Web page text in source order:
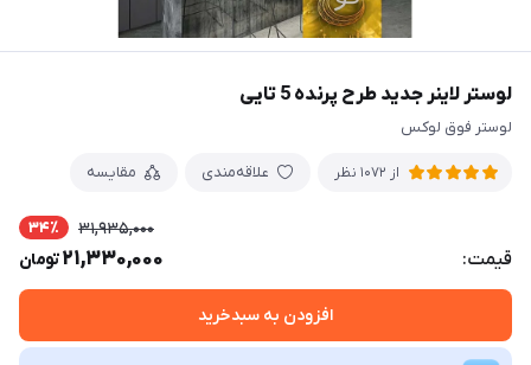
لوستر لاینر جدید طرح پرنده 5 تایی
لوستر فوق لوکس
از 1072 نظر علاقه‌مندی مقایسه
قیمت:
31,935,000 34٪
21,330,000تومان
افزودن به سبدخرید